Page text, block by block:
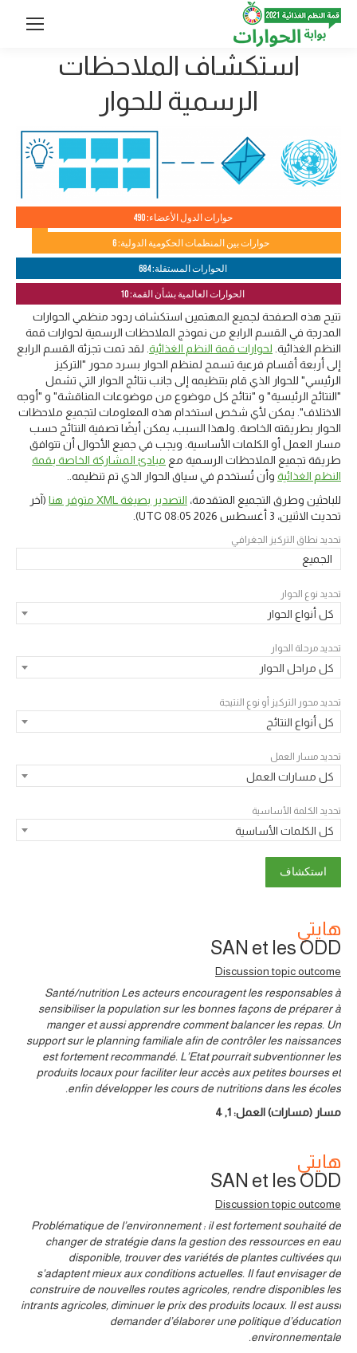
استكشاف الملاحظات
الرسمية للحوار
حوارات الدول الأعضاء: 490
حوارات بين المنظمات الحكومية الدولية: 6
الحوارات المستقلة: 684
الحوارات العالمية بشأن القمة: 10
تتيح هذه الصفحة لجميع المهتمين استكشاف ردود منظمي الحوارات
المدرجة في القسم الرابع من نموذج الملاحظات الرسمية لحوارات قمة
النظم الغذائية. لحوارات قمة النظم الغذائية . لقد تمت تجزئة القسم الرابع
إلى أربعة أقسام فرعية تسمح لمنظم الحوار بسرد محور "التركيز
الرئيسي" للحوار الذي قام بتنظيمه إلى جانب نتائج الحوار التي تشمل
"النتائج الرئيسية" و "نتائج كل موضوع من موضوعات المناقشة" و "أوجه
الاختلاف". يمكن لأي شخص استخدام هذه المعلومات لتجميع ملاحظات
الحوار بطريقته الخاصة. ولهذا السبب، يمكن أيضًا تصفية النتائج حسب
مسار العمل أو الكلمات الأساسية. ويجب في جميع الأحوال أن تتوافق
طريقة تجميع الملاحظات الرسمية مع مبادئ المشاركة الخاصة بقمة
النظم الغذائية وأن تُستخدم في سياق الحوار الذي تم تنظيمه..
للباحثين وطرق التجميع المتقدمة، التصدير بصيغة XML متوفر هنا
(آخر
تحديث الاثنين، 3 أغسطس 2026 08:05 UTC ).
تحديد نطاق التركيز الجغرافي
الجميع
تحديد نوع الحوار
كل أنواع الحوار
تحديد مرحلة الحوار
كل مراحل الحوار
تحديد محور التركيز أو نوع النتيجة
كل أنواع النتائج
تحديد مسار العمل
كل مسارات العمل
تحديد الكلمة الأساسية
كل الكلمات الأساسية
هايتي
SAN et les ODD
Discussion topic outcome
Santé/nutrition Les acteurs encouragent les responsables à
sensibiliser la population sur les bonnes façons de préparer à
manger et aussi apprendre comment balancer les repas. Un
support sur le planning familiale afin de contrôler les naissances
est fortement recommandé. L’Etat pourrait subventionner les
produits locaux pour faciliter leur accès aux petites bourses et
enfin développer les cours de nutritions dans les écoles.
مسار (مسارات) العمل:1
,
4
هايتي
SAN et les ODD
Discussion topic outcome
Problématique de l’environnement : il est fortement souhaité de
changer de stratégie dans la gestion des ressources en eau
disponible, trouver des variétés de plantes cultivées qui
s'adaptent mieux aux conditions actuelles. Il faut envisager de
construire de nouvelles routes agricoles, rendre disponibles les
intrants agricoles, diminuer le prix des produits locaux. Il est aussi
demander d’élaborer une politique d’éducation
environnementale.